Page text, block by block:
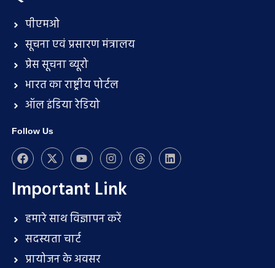
पीएमओ
सूचना एवं प्रसारण मंत्रालय
प्रेस सूचना ब्यूरो
भारत का राष्ट्रीय पोर्टल
ऑल इंडिया रेडियो
Follow Us
Important Link
हमारे साथ विज्ञापन करें
सदस्यता चार्ट
प्रायोजन के अवसर